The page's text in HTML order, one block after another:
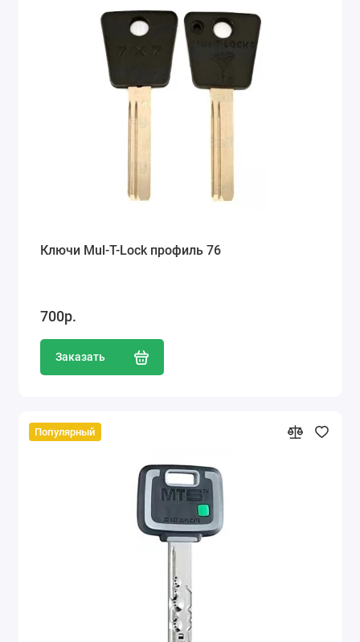
Ключи Mul-T-Lock профиль 76
700р.
Заказать
Популярный